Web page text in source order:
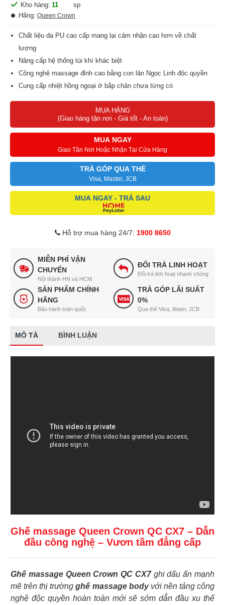
Kho hàng: 11
sp
Hãng: Queen Crown
Chất liệu da PU cao cấp mang lại cảm nhận cao hơn về chất
lượng
Nâng cấp hệ thống túi khí khác biệt
Công nghệ massage đỉnh cao bằng con lăn Ngọc Linh độc quyền
Cung cấp nhiệt hồng ngoại ở bắp chân chưa từng có
Tối ưu hóa sự tiện dụng tính năng lùi tường thông minh
Cá nhân hóa người dùng người dùng với 6 bài tập tự động
Bài tập hồi phục mệt mỏi cực kỳ hiệu quả
Massage chân chuyên sâu bằng cụm massage chân độc đáo
MUA HÀNG
(Giao hàng tận nơi - Giá tốt - An toàn)
MUA NGAY
Giao Tận Nơi Hoặc Nhận Tại Cửa Hàng
TRẢ GÓP QUA THẺ
Visa, Master, JCB
MUA NGAY - TRẢ SAU
Hỗ trợ mua hàng 24/7: 1900 8650
MIỄN PHÍ VẬN
CHUYỂN
Nội thành HN và HCM
ĐỔI TRẢ LINH HOẠT
Đổi trả linh hoạt nhanh chóng
SẢN PHẨM CHÍNH
HÃNG
Bảo hành toàn quốc
TRẢ GÓP LÃI SUẤT
0%
Qua thẻ Visa, Mater, JCB
MÔ TẢ BÌNH LUẬN
Ghế massage Queen Crown QC CX7 – Dẫn
đầu công nghệ – Vươn tầm đẳng cấp
Ghế massage Queen Crown QC CX7ghi dấu ấn mạnh
mẽ trên thị trườngghế massage bodyvới nền tảng công
nghệ độc quyền hoàn toàn mới sẽ sớm dẫn đầu xu thế